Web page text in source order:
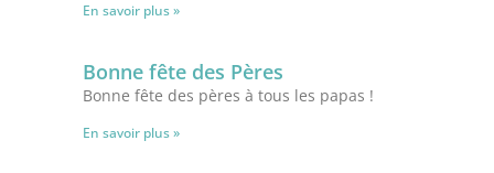
En savoir plus »
Bonne fête des Pères
Bonne fête des pères à tous les papas !
En savoir plus »